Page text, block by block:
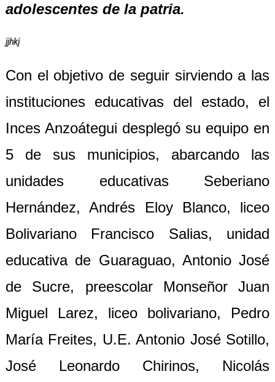
adolescentes de la patria.
jjhkj
Con el objetivo de seguir sirviendo a las
instituciones educativas del estado, el
Inces Anzoátegui desplegó su equipo en
5 de sus municipios, abarcando las
unidades educativas Seberiano
Hernández, Andrés Eloy Blanco, liceo
Bolivariano Francisco Salias, unidad
educativa de Guaraguao, Antonio José
de Sucre, preescolar Monseñor Juan
Miguel Larez, liceo bolivariano, Pedro
María Freites, U.E. Antonio José Sotillo,
José Leonardo Chirinos, Nicolás